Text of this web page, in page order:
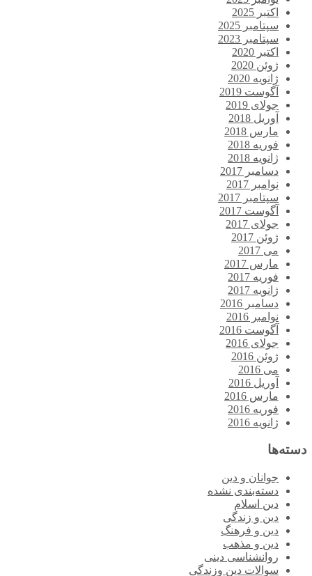
اکتبر 2025
سپتامبر 2025
سپتامبر 2023
اکتبر 2020
ژوئن 2020
ژانویه 2020
آگوست 2019
جولای 2019
آوریل 2018
مارس 2018
فوریه 2018
ژانویه 2018
دسامبر 2017
نوامبر 2017
سپتامبر 2017
آگوست 2017
جولای 2017
ژوئن 2017
می 2017
مارس 2017
فوریه 2017
ژانویه 2017
دسامبر 2016
نوامبر 2016
آگوست 2016
جولای 2016
ژوئن 2016
می 2016
آوریل 2016
مارس 2016
فوریه 2016
ژانویه 2016
دسته‌ها
جوانان و دین
دسته‌بندی نشده
دین اسلام
دین و زندگی
دین و فرهنگ
دین و مذهب
روانشناسی دینی
سوالات دین وزندگی